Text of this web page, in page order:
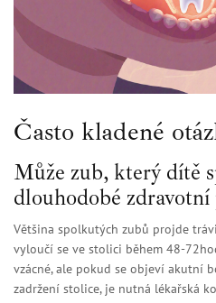
Často kladené
Může zub, který dítě
dlouhodobé zdravotní
Většina spolkutých zubů projde
vyloučí se ve stolici během 48-
vzácné, ale pokud se objeví akutní
zadržení stolice, je nutná lékařská